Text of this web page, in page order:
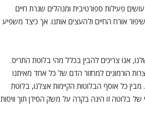
פעילות ספורטיבית ומנהלים שגרת חיים
אורח החיים ולהעצים אותנו. אך כיצד משפיע
אנו צריכים להבין בכלל מהי בלוטת התריס.
הורמונים למחזור הדם של כל אחד מאיתנו
מבין כל אוסף הבלוטות הקיימות אצלנו, בלוטת
של בלוטה זו הינה בקרה על משק הסידן תוך וויסות